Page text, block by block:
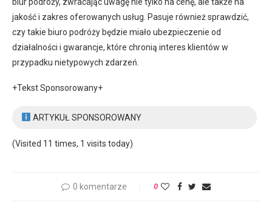
jakość i zakres oferowanych usług. Pasuje również sprawdzić,
czy takie biuro podróży będzie miało ubezpieczenie od
działalności i gwarancje, które chronią interes klientów w
przypadku nietypowych zdarzeń.
+Tekst Sponsorowany+
ARTYKUŁ SPONSOROWANY
(Visited 11 times, 1 visits today)
0 komentarze 0